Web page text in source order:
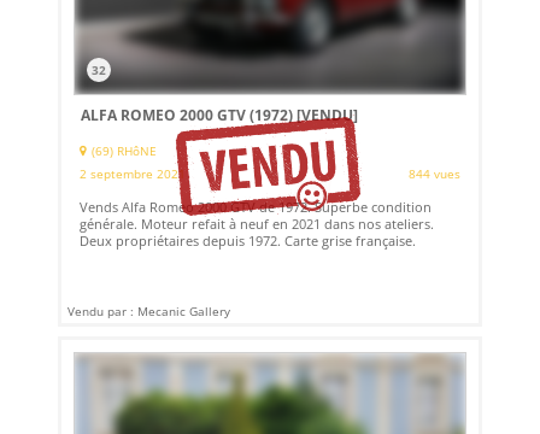
32
ALFA ROMEO 2000 GTV (1972)[VENDU]
(69) RHôNE
2 septembre 2021
844 vues
Vends Alfa Romeo 2000 GTV de 1972. Superbe condition
générale. Moteur refait à neuf en 2021 dans nos ateliers.
Deux propriétaires depuis 1972. Carte grise française.
Vendu par : Mecanic Gallery